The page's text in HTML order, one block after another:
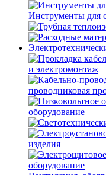
Инструменты для
и электромонтаж
проводниковая
оборудование
изделия
оборудование